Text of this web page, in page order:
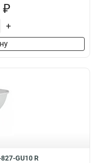
₽
+
GU10 R